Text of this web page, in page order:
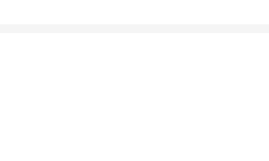
de forma autêntica e sem